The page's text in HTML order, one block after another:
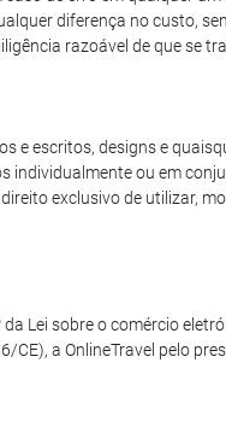
diferença no custo,
razoável de que se
e escritos, designs e
individualmente ou em
exclusivo de utilizar,
Lei sobre o comércio
a OnlineTravel pelo